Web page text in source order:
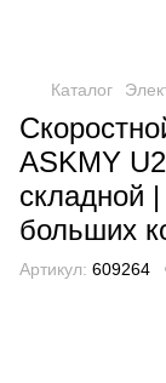
Каталог
ASKMY
складной
больших
Артикул: 609264